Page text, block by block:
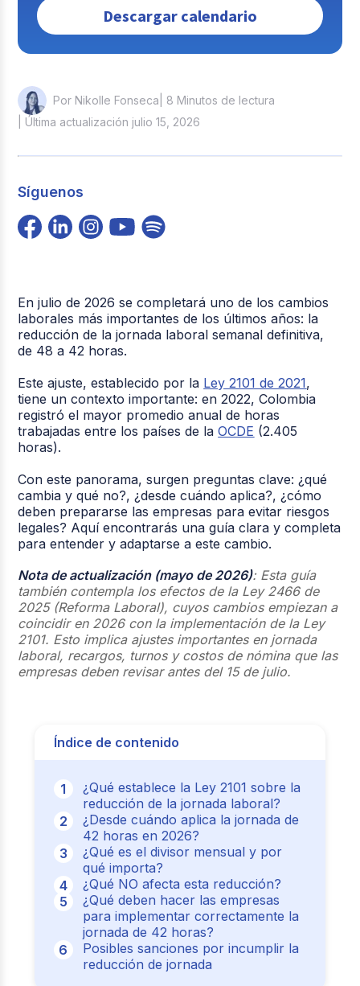
Descargar calendario
Por Nikolle Fonseca | 8 Minutos de lectura
| Última actualización julio 15, 2026
Síguenos
En julio de 2026 se completará uno de los cambios
laborales más importantes de los últimos años: la
reducción de la jornada laboral semanal definitiva,
de 48 a 42 horas.
Este ajuste, establecido por la Ley 2101 de 2021,
tiene un contexto importante: en 2022, Colombia
registró el mayor promedio anual de horas
trabajadas entre los países de laOCDE (2.405
horas).
Con este panorama, surgen preguntas clave: ¿qué
cambia y qué no?, ¿desde cuándo aplica?, ¿cómo
deben prepararse las empresas para evitar riesgos
legales? Aquí encontrarás una guía clara y completa
para entender y adaptarse a este cambio.
Nota de actualización (mayo de 2026):Esta guía
también contempla los efectos de la Ley 2466 de
2025 (Reforma Laboral), cuyos cambios empiezan a
coincidir en 2026 con la implementación de la Ley
2101. Esto implica ajustes importantes en jornada
laboral, recargos, turnos y costos de nómina que las
empresas deben revisar antes del 15 de julio.
Índice de contenido
¿Qué establece la Ley 2101 sobre la
reducción de la jornada laboral?
¿Desde cuándo aplica la jornada de
42 horas en 2026?
¿Qué es el divisor mensual y por
qué importa?
¿Qué NO afecta esta reducción?
¿Qué deben hacer las empresas
para implementar correctamente la
jornada de 42 horas?
Posibles sanciones por incumplir la
reducción de jornada